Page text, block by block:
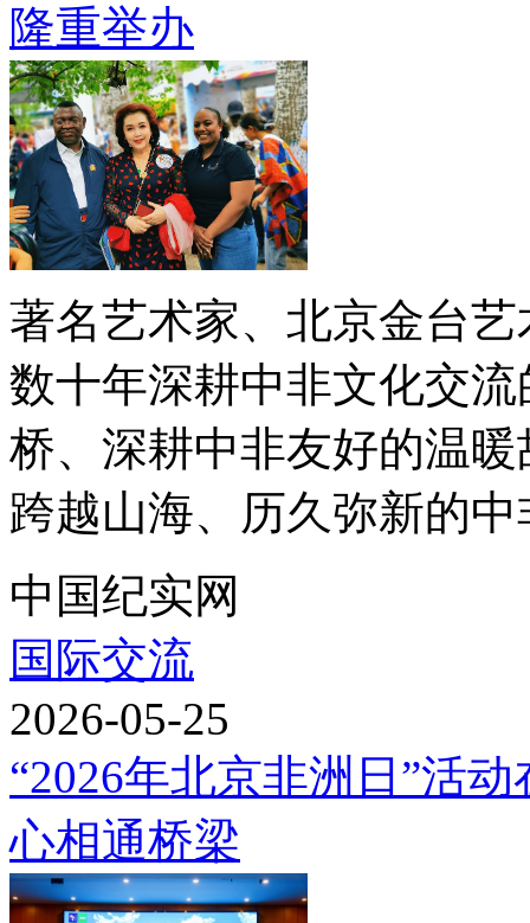
隆重举办
著名艺术家、北京金台
数十年深耕中非文化交
桥、深耕中非友好的温
跨越山海、历久弥新的
中国纪实网
国际交流
2026-05-25
“2026年北京非洲日”活
心相通桥梁